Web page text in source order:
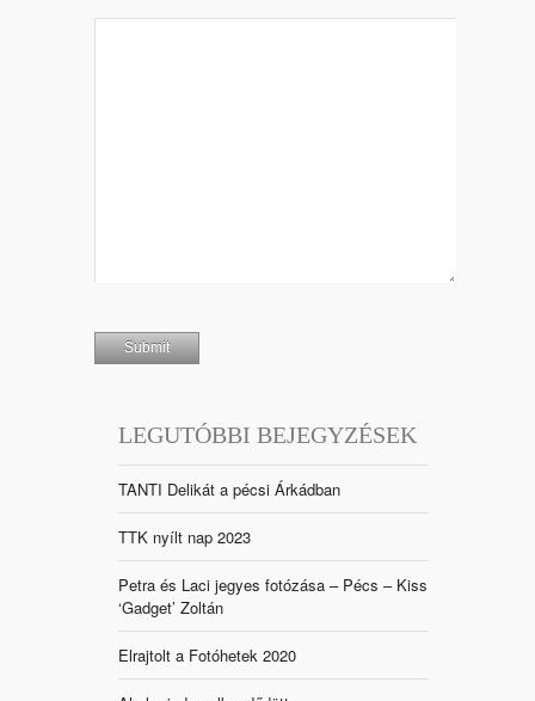
LEGUTÓBBI BEJEGYZÉSEK
TANTI Delikát a pécsi Árkádban
TTK nyílt nap 2023
Petra és Laci jegyes fotózása – Pécs – Kiss
‘Gadget’ Zoltán
Elrajtolt a Fotóhetek 2020